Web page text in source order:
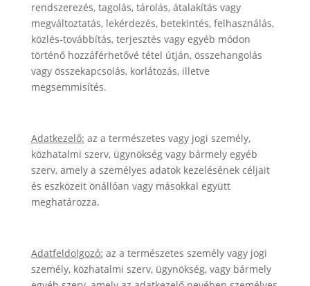
rendszerezés, tagolás, tárolás, átalakítás vagy
megváltoztatás, lekérdezés, betekintés, felhasználás,
közlés-továbbítás, terjesztés vagy egyéb módon
történő hozzáférhetővé tétel útján, összehangolás
vagy összekapcsolás, korlátozás, illetve
megsemmisítés.
Adatkezelő: az a természetes vagy jogi személy,
közhatalmi szerv, ügynökség vagy bármely egyéb
szerv, amely a személyes adatok kezelésének céljait
és eszközeit önállóan vagy másokkal együtt
meghatározza.
Adatfeldolgozó: az a természetes személy vagy jogi
személy, közhatalmi szerv, ügynökség, vagy bármely